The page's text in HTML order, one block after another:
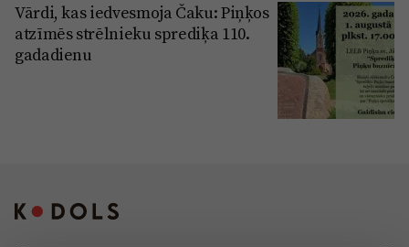
Vārdi, kas iedvesmoja Čaku: Piņķos
atzīmēs strēlnieku sprediķa 110.
gadadienu